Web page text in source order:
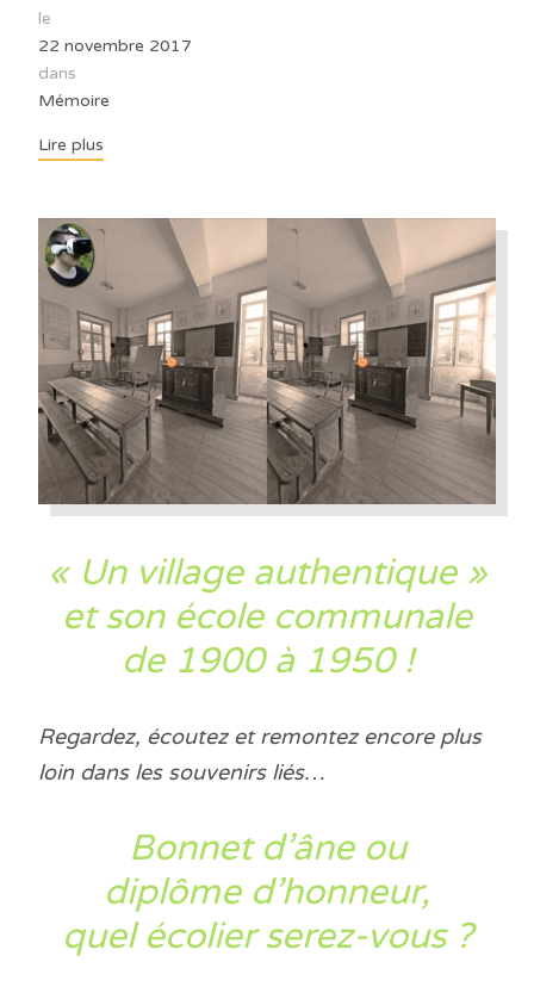
le
22 novembre 2017
dans
Mémoire
Lire plus
« Un village authentique »
et son école communale
de 1900 à 1950 !
Regardez, écoutez et remontez encore plus
loin dans les souvenirs liés…
Bonnet d’âne ou
diplôme d’honneur,
quel écolier serez-vous ?